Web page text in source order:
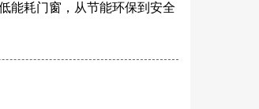
能耗门窗，从节能环保到安全